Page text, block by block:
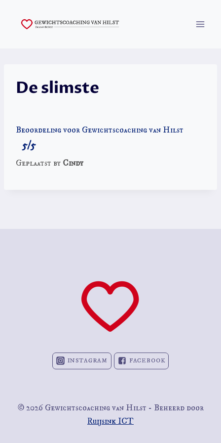
content
De slimste
Beoordeling voor Gewichtscoaching van Hilst
5/5
Geplaatst by Cindy
INSTAGRAM FACEBOOK
© 2026 Gewichtscoaching van Hilst - Beheerd door
Ruijsink ICT